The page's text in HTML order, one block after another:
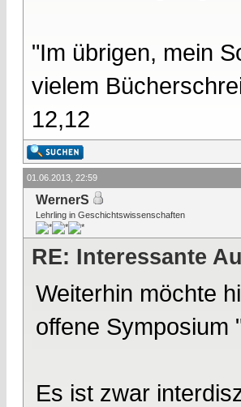
"Im übrigen, mein
vielem
12,12
01.06.2013, 22:59
WernerS
Lehrling in Geschichtswissenschaften
RE: Interessante
Weiterhin möchte
offene Symposium
Es ist zwar